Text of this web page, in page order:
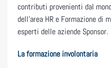
contributi provenienti dal
dell’area HR e Formazione di
esperti delle aziende Sponsor.
La formazione involontaria